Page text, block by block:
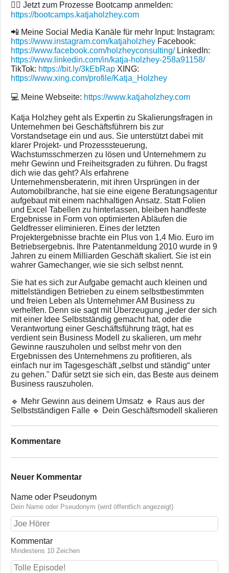
👉🏼 Jetzt zum Prozesse Bootcamp anmelden:
https://bootcamps.katjaholzhey.com
📲 Meine Social Media Kanäle für mehr Input: Instagram:
https://www.instagram.com/katjaholzhey Facebook:
https://www.facebook.com/holzheyconsulting/LinkedIn:
https://www.linkedin.com/in/katja-holzhey-258a91158/
TikTok: https://bit.ly/3kEbRap XING:
https://www.xing.com/profile/Katja_Holzhey
💻 Meine Webseite: https://www.katjaholzhey.com
Katja Holzhey geht als Expertin zu Skalierungsfragen in
Unternehmen bei Geschäftsführern bis zur
Vorstandsetage ein und aus. Sie unterstützt dabei mit
klarer Projekt- und Prozesssteuerung,
Wachstumsschmerzen zu lösen und Unternehmern zu
mehr Gewinn und Freiheitsgraden zu führen. Du fragst
dich wie das geht? Als erfahrene
Unternehmensberaterin, mit ihren Ursprüngen in der
Automobilbranche, hat sie eine eigene Beratungsagentur
aufgebaut mit einem nachhaltigen Ansatz. Statt Folien
und Excel Tabellen zu hinterlassen, bleiben handfeste
Ergebnisse in Form von optimierten Abläufen die
Geldfresser eliminieren. Eines der letzten
Projektergebnisse brachte ein Plus von 1,4 Mio. Euro im
Betriebsergebnis. Ihre Patentanmeldung 2010 wurde in 9
Jahren zu einem Milliarden Geschäft skaliert. Sie ist ein
wahrer Gamechanger, wie sie sich selbst nennt.
Sie hat es sich zur Aufgabe gemacht auch kleinen und
mittelständigen Betrieben zu einem selbstbestimmten
und freien Leben als Unternehmer AM Business zu
verhelfen. Denn sie sagt mit Überzeugung „jeder der sich
mit einer Idee Selbstständig gemacht hat, oder die
Verantwortung einer Geschäftsführung trägt, hat es
verdient sein Business Modell zu skalieren, um mehr
Gewinne rauszuholen und selbst mehr von den
Ergebnissen des Unternehmens zu profitieren, als
einfach nur im Tagesgeschäft „selbst und ständig“ unter
zu gehen." Dafür setzt sie sich ein, das Beste aus deinem
Business rauszuholen.
🔹 Mehr Gewinn aus deinem Umsatz 🔹 Raus aus der
Selbstständigen Falle 🔹 Dein Geschäftsmodell skalieren
Kommentare
Neuer Kommentar
Name oder Pseudonym
Dein Name oder Pseudonym (wird öffentlich angezeigt)
Kommentar
Mindestens 10 Zeichen